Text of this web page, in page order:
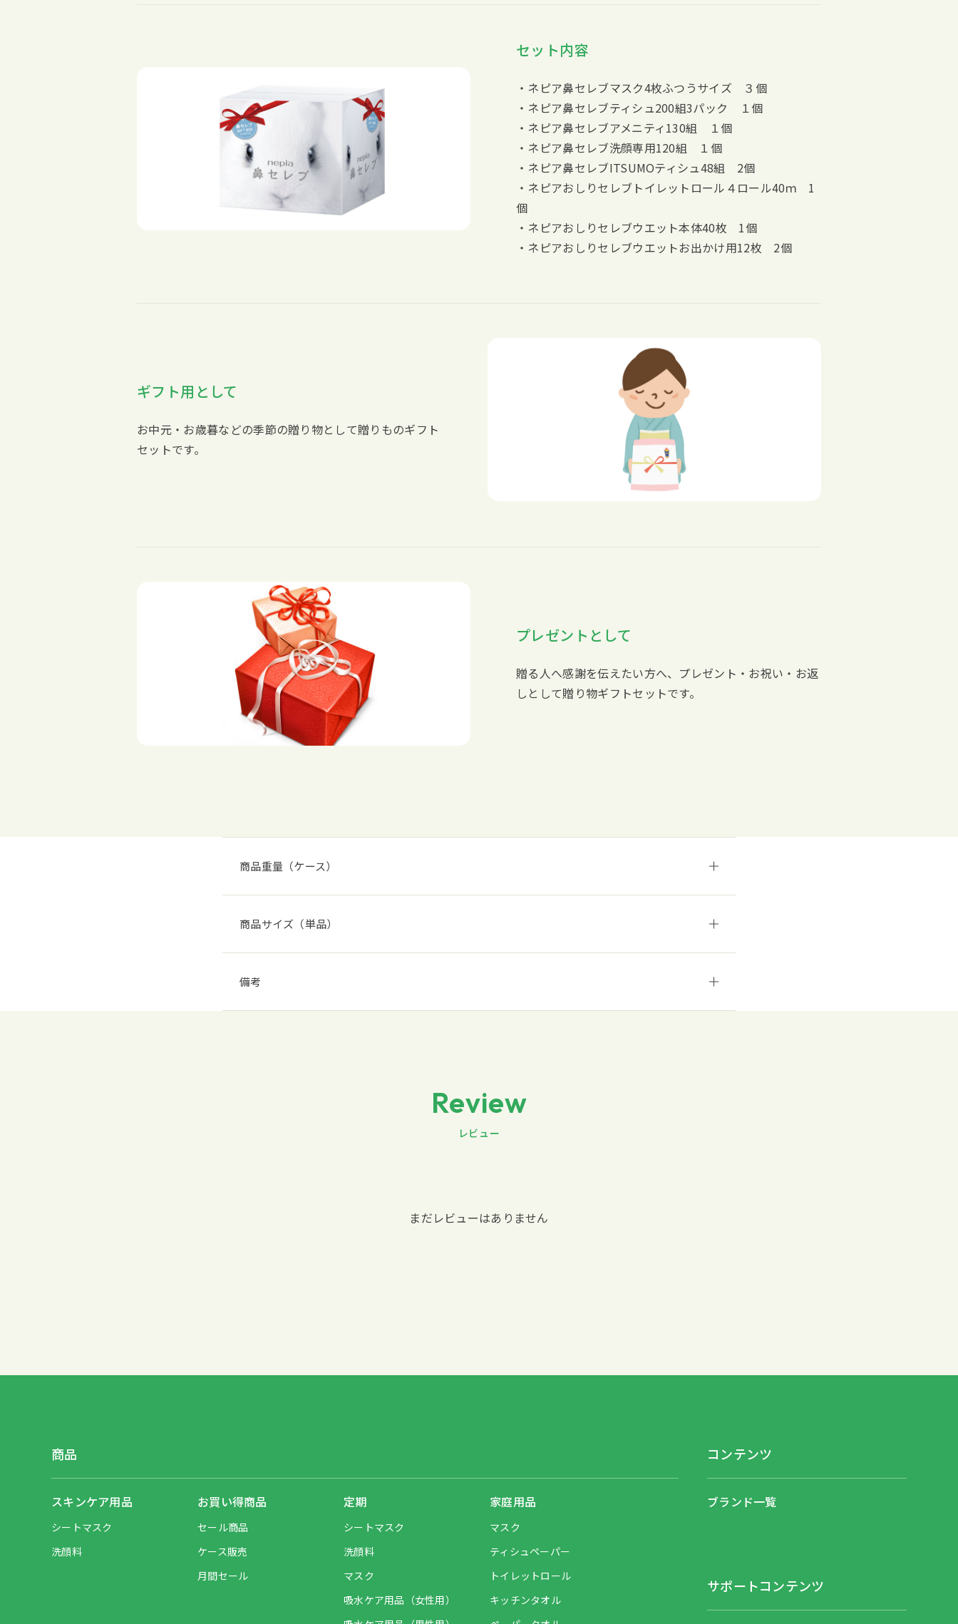
セット内容
・ネピア鼻セレブマスク4枚ふつうサイズ ３個
・ネピア鼻セレブティシュ200組3パック １個
・ネピア鼻セレブアメニティ130組 １個
・ネピア鼻セレブ洗顔専用120組 １個
・ネピア鼻セレブITSUMOティシュ48組 2個
・ネピアおしりセレブトイレットロール４ロール40ｍ 1
個
・ネピアおしりセレブウエット本体40枚 1個
・ネピアおしりセレブウエットお出かけ用12枚 2個
ギフト用として
お中元・お歳暮などの季節の贈り物として贈りものギフト
セットです。
プレゼントとして
贈る人へ感謝を伝えたい方へ、プレゼント・お祝い・お返
しとして贈り物ギフトセットです。
商品重量（ケース）
商品サイズ（単品）
備考
Review
レビュー
まだレビューはありません
商品
スキンケア用品
シートマスク
洗顔料
お買い得商品
セール商品
ケース販売
月間セール
定期
シートマスク
洗顔料
マスク
吸水ケア用品（女性用）
家庭用品
マスク
ティシュペーパー
トイレットロール
キッチンタオル
コンテンツ
ブランド一覧
サポートコンテンツ